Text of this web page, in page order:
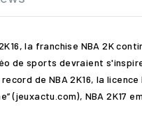
la franchise NBA 2K
de sports devraient
de NBA 2K16, la
(jeuxactu.com), NBA